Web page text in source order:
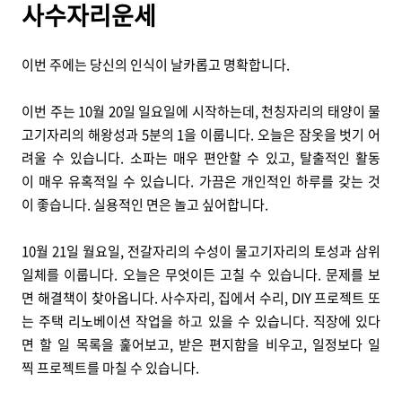
사수자리운세
이번 주에는 당신의 인식이 날카롭고 명확합니다.
이번 주는 10월 20일 일요일에 시작하는데, 천칭자리의 태양이 물
고기자리의 해왕성과 5분의 1을 이룹니다. 오늘은 잠옷을 벗기 어
려울 수 있습니다. 소파는 매우 편안할 수 있고, 탈출적인 활동
이 매우 유혹적일 수 있습니다. 가끔은 개인적인 하루를 갖는 것
이 좋습니다. 실용적인 면은 놀고 싶어합니다.
10월 21일 월요일, 전갈자리의 수성이 물고기자리의 토성과 삼위
일체를 이룹니다. 오늘은 무엇이든 고칠 수 있습니다. 문제를 보
면 해결책이 찾아옵니다. 사수자리, 집에서 수리, DIY 프로젝트 또
는 주택 리노베이션 작업을 하고 있을 수 있습니다. 직장에 있다
면 할 일 목록을 훑어보고, 받은 편지함을 비우고, 일정보다 일
찍 프로젝트를 마칠 수 있습니다.